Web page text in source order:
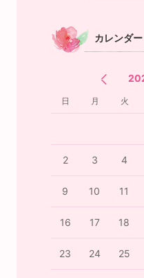
カレンダー
日 月 火
2 3 4
9 10 11
16 17 18
23 24 25